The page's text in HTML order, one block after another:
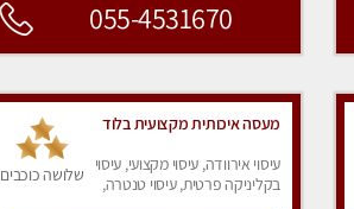
055-4531670
מעסה איכותית מקצועית בלוד
עיסוי אירוודה, עיסוי מקצועי, עיסוי
בקליניקה פרטית, עיסוי טנטרה,
שלושה כוכבים